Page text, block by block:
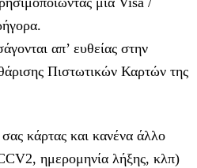
απ’ ευθείας στην
Πιστωτικών Καρτών της
κάρτας και κανένα άλλο
ημερομηνία λήξης, κλπ)